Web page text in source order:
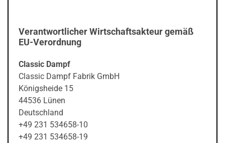
Verantwortlicher Wirtschaftsakteur gemäß
EU-Verordnung
Classic Dampf
Classic Dampf Fabrik GmbH
Königsheide 15
44536 Lünen
Deutschland
+49 231 534658-10
+49 231 534658-19